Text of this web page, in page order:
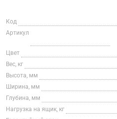
Код
Артикул
Цвет
Вес, кг
Высота, мм
Ширина, мм
Глубина, мм
Нагрузка на ящик, кг